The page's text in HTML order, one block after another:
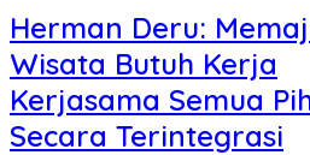
Herman Deru:
Wisata Butuh Kerja
Kerjasama Semua
Secara Terintegrasi